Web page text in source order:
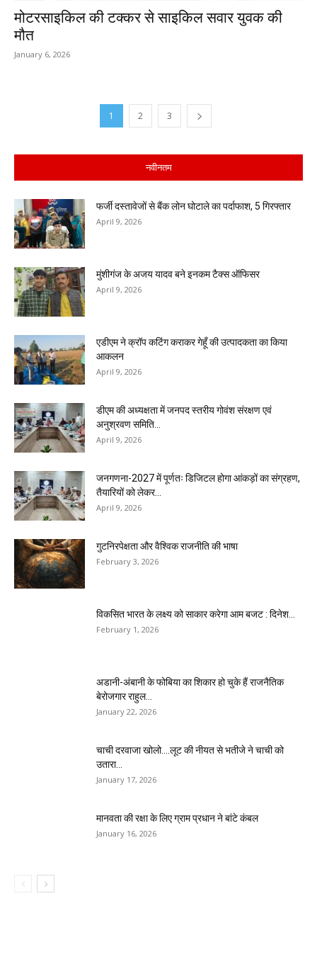
मोटरसाइकिल की टक्कर से साइकिल सवार युवक की
मौत
January 6, 2026
1 2 3
नवीनतम
फर्जी दस्तावेजों से बैंक लोन घोटाले का पर्दाफाश, 5 गिरफ्तार
April 9, 2026
मुंशीगंज के अजय यादव बने इनकम टैक्स ऑफिसर
April 9, 2026
एडीएम ने क्रॉप कटिंग कराकर गेहूँ की उत्पादकता का किया
आकलन
April 9, 2026
डीएम की अध्यक्षता में जनपद स्तरीय गोवंश संरक्षण एवं
अनुश्रवण समिति...
April 9, 2026
जनगणना-2027 में पूर्णतः डिजिटल होगा आंकड़ों का संग्रहण,
तैयारियों को लेकर...
April 9, 2026
गुटनिरपेक्षता और वैश्विक राजनीति की भाषा
February 3, 2026
विकसित भारत के लक्ष्य को साकार करेगा आम बजट : दिनेश...
February 1, 2026
अडानी-अंबानी के फोबिया का शिकार हो चुके हैं राजनैतिक
बेरोजगार राहुल...
January 22, 2026
चाची दरवाजा खोलो….लूट की नीयत से भतीजे ने चाची को
उतारा...
January 17, 2026
मानवता की रक्षा के लिए ग्राम प्रधान ने बांटे कंबल
January 16, 2026